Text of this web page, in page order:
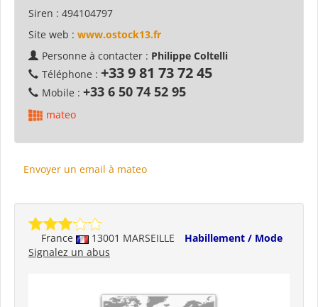
Siren : 494104797
Site web : www.ostock13.fr
Personne à contacter : Philippe Coltelli
Téléphone : +33 9 81 73 72 45
Mobile : +33 6 50 74 52 95
mateo
Envoyer un email à mateo
France 13001 MARSEILLE
Habillement / Mode
Signalez un abus